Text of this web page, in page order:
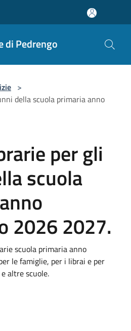
di Pedrengo
>
della scuola primaria anno
per gli
scuola
2026 2027.
scuola primaria anno
le famiglie, per i librai e per
altre scuole.